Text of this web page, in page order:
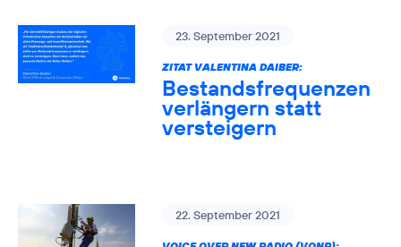
23. September 2021
ZITAT VALENTINA DAIBER:
Bestandsfrequenzen
verlängern statt
versteigern
22. September 2021